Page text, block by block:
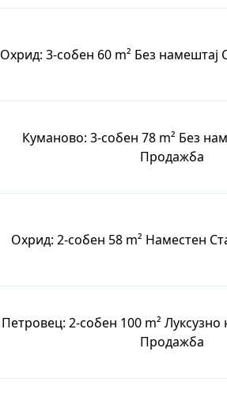
Охрид: 3-собен 60 m² Без
Куманово: 3-собен 78 m² Без
Продажба
Охрид: 2-собен 58 m² Наместен
Петровец: 2-собен 100 m²
Продажба